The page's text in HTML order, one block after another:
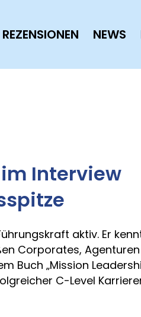
REZENSIONEN NEWS
Interview
aktiv. Er
Corporates,
Buch „Mission
C-Level